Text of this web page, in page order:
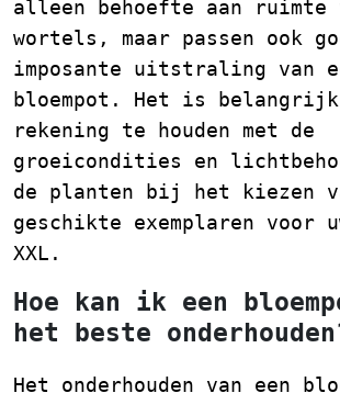
alleen behoefte aan ruimte
wortels, maar passen ook
imposante uitstraling van
bloempot. Het is belangrijk
rekening te houden met de
groeicondities en
de planten bij het kiezen
geschikte exemplaren voor
XXL.
Hoe kan ik een
het beste
Het onderhouden van een